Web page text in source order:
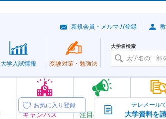
オープン
キャンパス
注目の大学
大学の
トピック
大学入試情報 受験対策・ 勉強法
大学名検索
新規会員・メルマガ登録
お気に入り登録 テレメール
大学資料を